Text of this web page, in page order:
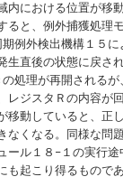
内における位置が移
ると、例外捕獲処理
例外検出機構１５に
生直後の状態に戻さ
処理が再開されるが
レジスタＲの内容が
移動していると、正
なくなる。同様な問
ール１８−１の実行途
起こり得るものであ